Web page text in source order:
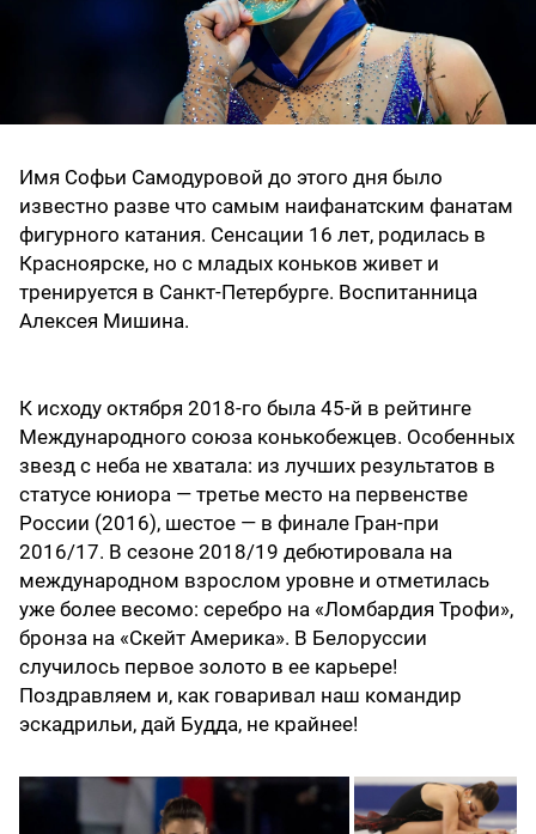
Имя Софьи Самодуровой до этого дня было
известно разве что самым наифанатским фанатам
фигурного катания. Сенсации 16 лет, родилась в
Красноярске, но с младых коньков живет и
тренируется в Санкт-Петербурге. Воспитанница
Алексея Мишина.
К исходу октября 2018-го была 45-й в рейтинге
Международного союза конькобежцев. Особенных
звезд с неба не хватала: из лучших результатов в
статусе юниора — третье место на первенстве
России (2016), шестое — в финале Гран-при
2016/17. В сезоне 2018/19 дебютировала на
международном взрослом уровне и отметилась
уже более весомо: серебро на «Ломбардия Трофи»,
бронза на «Скейт Америка». В Белоруссии
случилось первое золото в ее карьере!
Поздравляем и, как говаривал наш командир
эскадрильи, дай Будда, не крайнее!